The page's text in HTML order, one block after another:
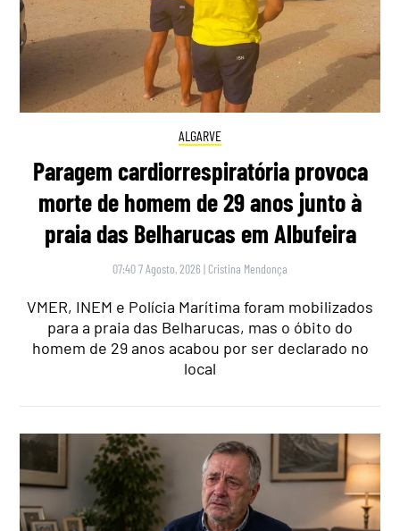
ALGARVE
Paragem cardiorrespiratória provoca
morte de homem de 29 anos junto à
praia das Belharucas em Albufeira
07:40 7 Agosto, 2026 | Cristina Mendonça
VMER, INEM e Polícia Marítima foram mobilizados
para a praia das Belharucas, mas o óbito do
homem de 29 anos acabou por ser declarado no
local